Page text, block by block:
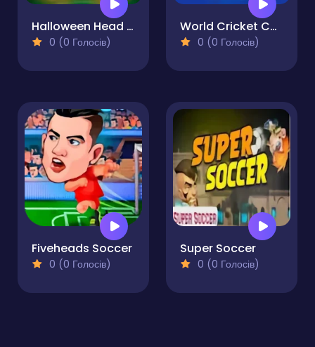
Halloween Head Soccer
0 (0 Голосів)
World Cricket Champ
0 (0 Голосів)
Fiveheads Soccer
0 (0 Голосів)
Super Soccer
0 (0 Голосів)